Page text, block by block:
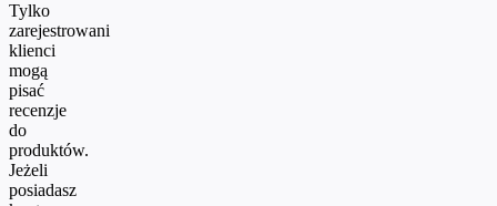
Tylko
zarejestrowani
klienci
mogą
pisać
recenzje
do
produktów.
Jeżeli
posiadasz